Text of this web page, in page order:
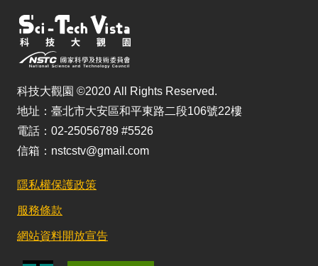
科技大觀園 ©2020 All Rights Reserved.
地址：臺北市大安區和平東路二段106號22樓
電話：02-25056789 #5526
信箱：nstcstv@gmail.com
隱私權保護政策
服務條款
網站資料開放宣告